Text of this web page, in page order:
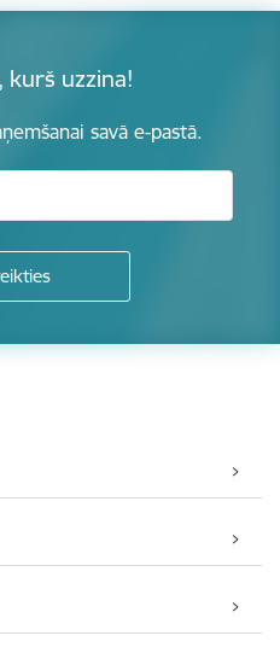
kurš uzzina!
savā e-pastā.